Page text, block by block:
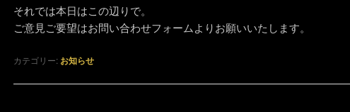
それでは本日はこの辺りで。
ご意見ご要望はお問い合わせフォームよりお願いいたします。
カテゴリー: お知らせ